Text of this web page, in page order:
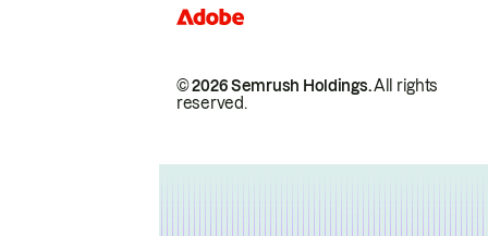
© 2026 Semrush Holdings.All rights
reserved.